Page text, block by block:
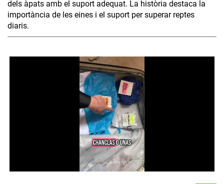
dels àpats amb el suport adequat. La història destaca la
importància de les eines i el suport per superar reptes
diaris.